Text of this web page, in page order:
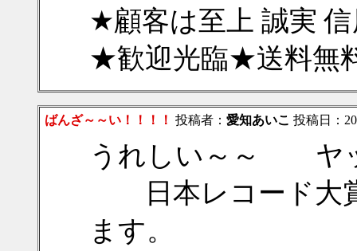
★顧客は至上 誠実
★歓迎光臨★送料無
ばんざ～～い！！！！ 投稿者： 愛知あいこ 投稿日：
うれしい～～ ヤ
日本レコード大
ます。